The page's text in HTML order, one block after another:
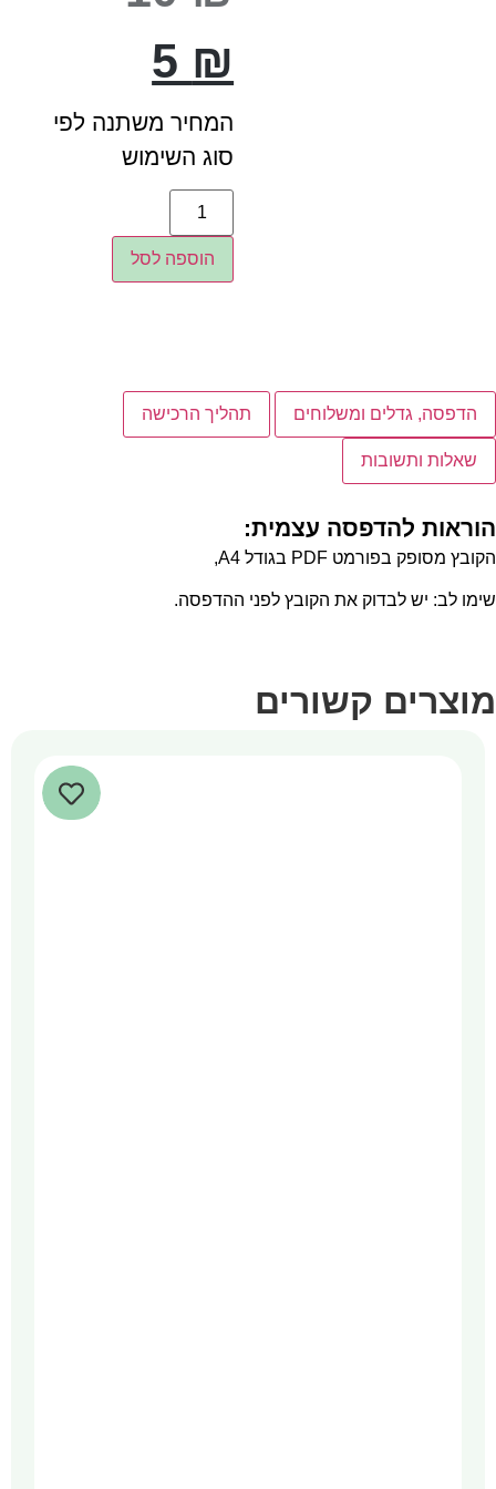
5 ₪
המחיר משתנה לפי
סוג השימוש
הוספה לסל
הדפסה, גדלים ומשלוחים תהליך הרכישה
שאלות ותשובות
הוראות להדפסה עצמית:
הקובץ מסופק בפורמט PDF בגודל A4,
שימו לב: יש לבדוק את הקובץ לפני ההדפסה.
מוצרים קשורים